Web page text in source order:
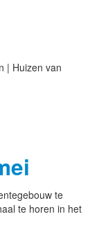
| Huizen van
te
te horen in het